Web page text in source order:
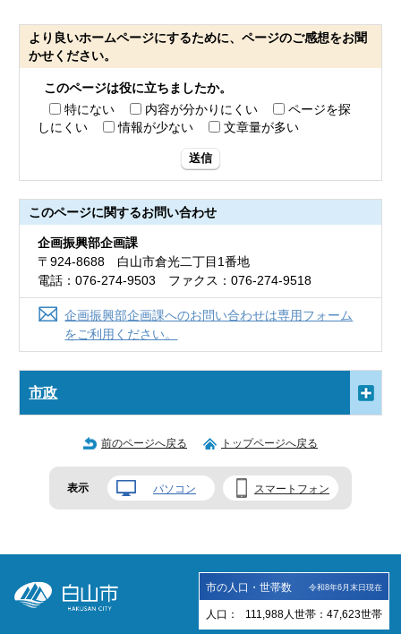
より良いホームページにするために、ページのご感想をお聞
かせください。
このページは役に立ちましたか。
特にない
内容が分かりにくい
ページを探
しにくい
情報が少ない 文章量が多い
送信
このページに関するお問い合わせ
企画振興部企画課
〒924-8688 白山市倉光二丁目1番地
電話：076-274-9503 ファクス：076-274-9518
企画振興部企画課へのお問い合わせは専用フォーム
をご利用ください。
市政
前のページへ戻る トップページへ戻る
表示 パソコン スマートフォン
市の人口・世帯数 令和8年6月末日現在
人口： 111,988 人 世帯： 47,623世帯